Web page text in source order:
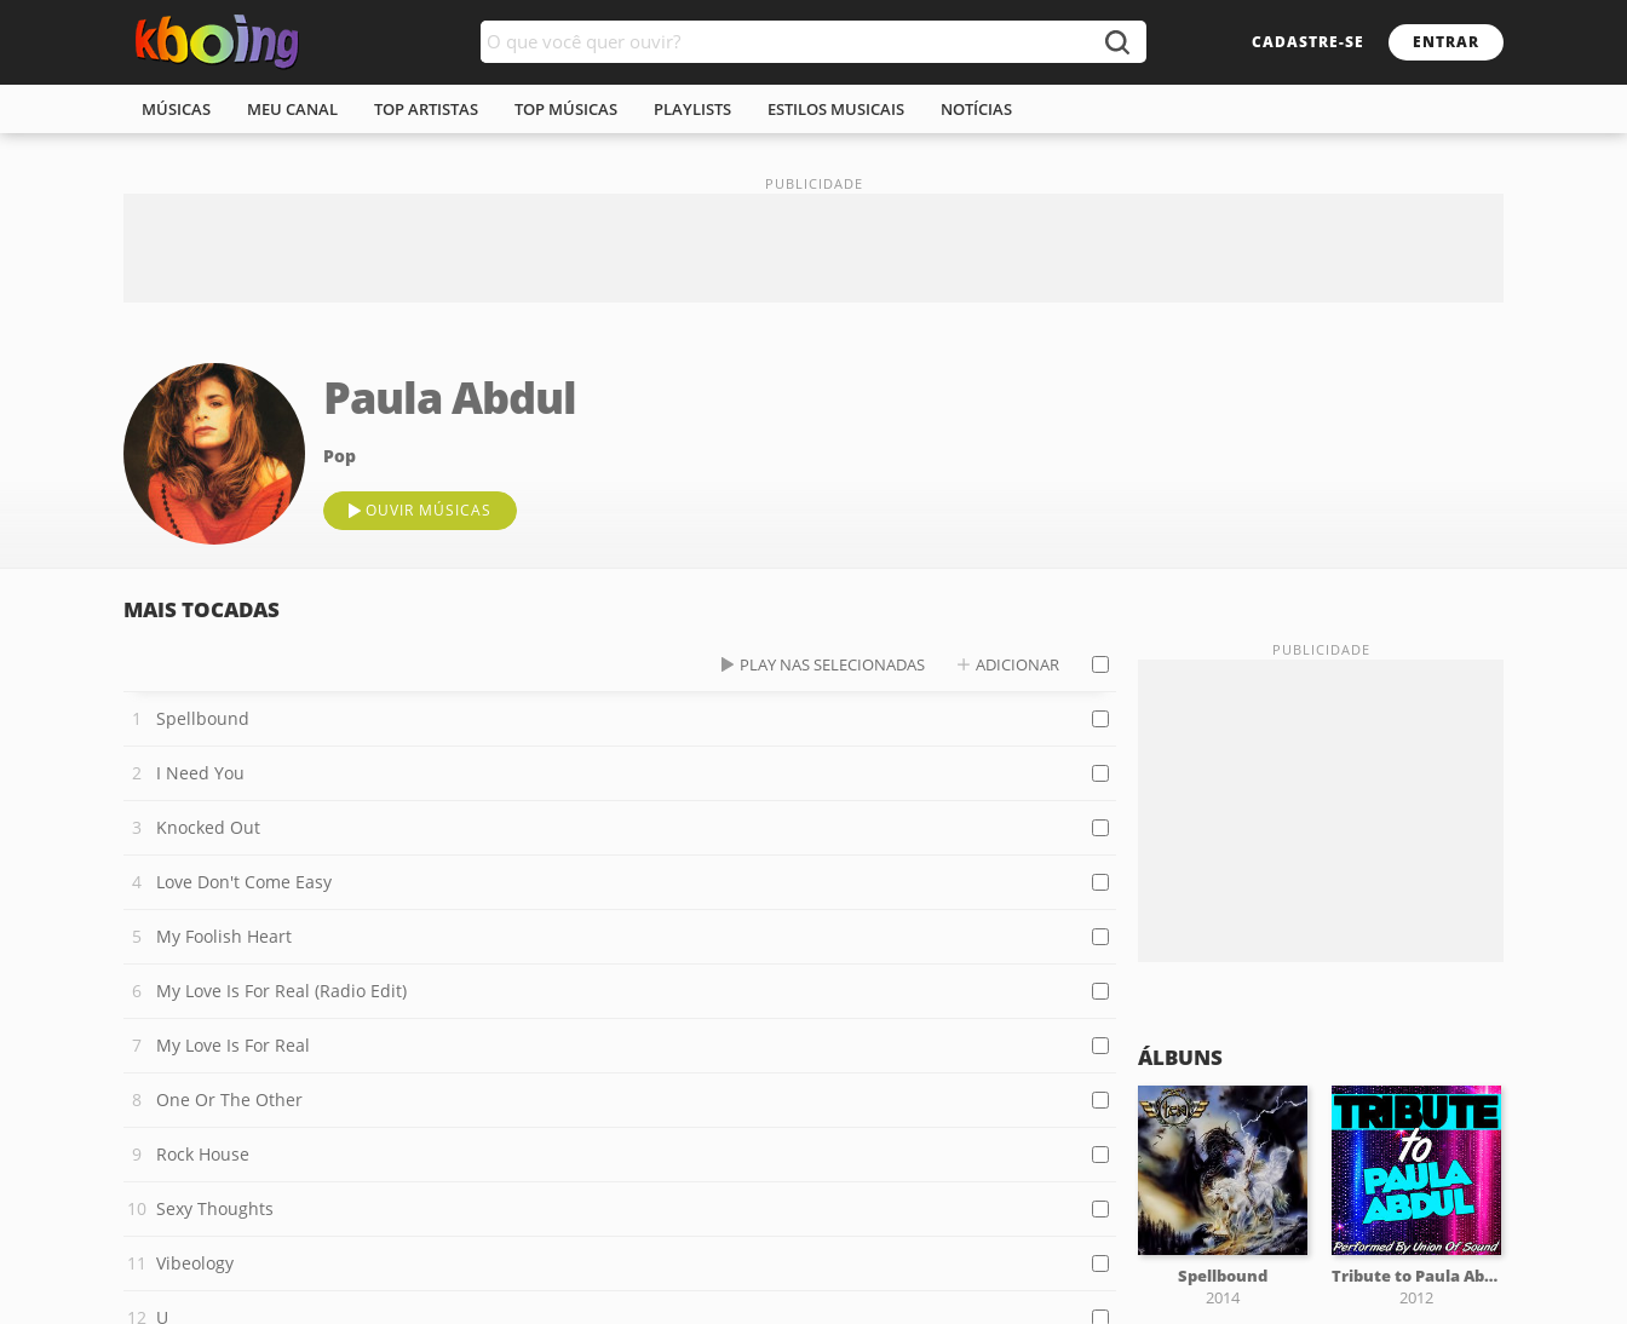
CADASTRE-SE ENTRAR
MÚSICAS MEU CANAL TOP ARTISTAS TOP MÚSICAS PLAYLISTS ESTILOS MUSICAIS NOTÍCIAS
Paula Abdul
Pop
OUVIR MÚSICAS
MAIS TOCADAS
PLAY NAS SELECIONADAS ADICIONAR
Spellbound
I Need You
Knocked Out
Love Don't Come Easy
My Foolish Heart
My Love Is For Real (Radio Edit)
My Love Is For Real
One Or The Other
Rock House
Sexy Thoughts
Vibeology
U
ÁLBUNS
Spellbound
2014
Tribute to Paula Abdul
2012